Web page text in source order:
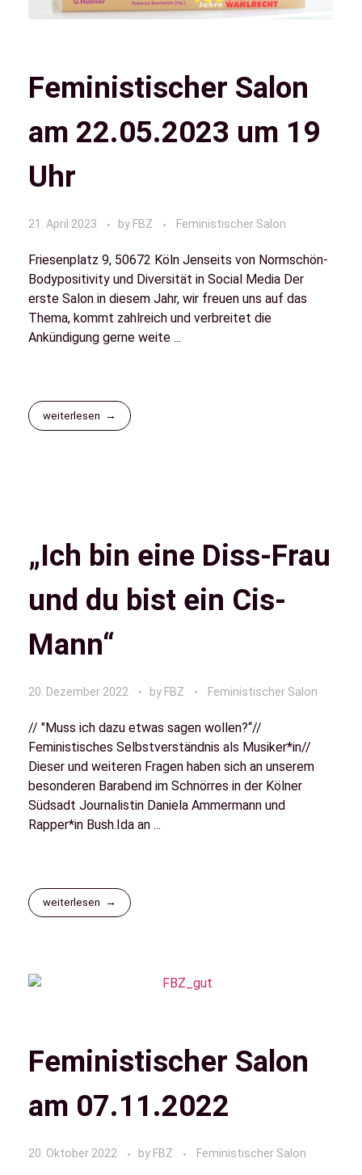
Feministischer Salon
am 22.05.2023 um 19
Uhr
21. April 2023 by FBZ Feministischer Salon
Friesenplatz 9, 50672 Köln Jenseits von Normschön-
Bodypositivity und Diversität in Social Media Der
erste Salon in diesem Jahr, wir freuen uns auf das
Thema, kommt zahlreich und verbreitet die
Ankündigung gerne weite ...
weiterlesen
„Ich bin eine Diss-Frau
und du bist ein Cis-
Mann“
20. Dezember 2022 by FBZ Feministischer Salon
// "Muss ich dazu etwas sagen wollen?“//
Feministisches Selbstverständnis als Musiker*in//
Dieser und weiteren Fragen haben sich an unserem
besonderen Barabend im Schnörres in der Kölner
Südsadt Journalistin Daniela Ammermann und
Rapper*in Bush.Ida an ...
weiterlesen
Feministischer Salon
am 07.11.2022
20. Oktober 2022 by FBZ Feministischer Salon